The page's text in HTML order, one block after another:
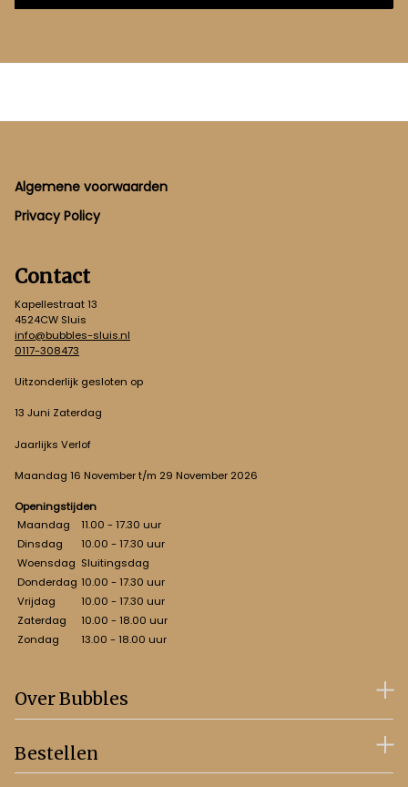
Footer
Algemene voorwaarden
Privacy Policy
Contact
Kapellestraat 13
4524CW Sluis
info@bubbles-sluis.nl
0117-308473
Uitzonderlijk gesloten op
13 Juni Zaterdag
Jaarlijks Verlof
Maandag 16 November t/m 29 November 2026
Openingstijden
Maandag
11.00 - 17.30 uur
Dinsdag
10.00 - 17.30 uur
Woensdag Sluitingsdag
Donderdag 10.00 - 17.30 uur
Vrijdag
10.00 - 17.30 uur
Zaterdag
10.00 - 18.00 uur
Zondag
13.00 - 18.00 uur
Over Bubbles
Bestellen